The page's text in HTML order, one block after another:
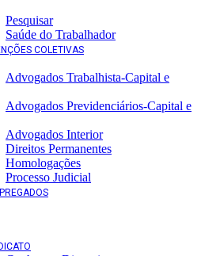
Pesquisar
Saúde do Trabalhador
COLETIVAS
Advogados Trabalhista-Capital e
Advogados Previdenciários-Capital e
Advogados Interior
Direitos Permanentes
Homologações
Processo Judicial